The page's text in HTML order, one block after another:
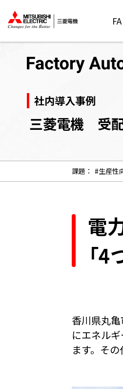
社内導入事例
三菱電機 受
課題： #生産性
電
「
香川県丸
にエネル
ます。その